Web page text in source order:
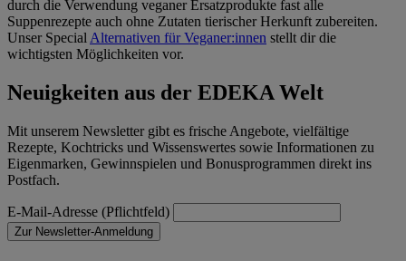
durch die Verwendung veganer Ersatzprodukte fast alle
Suppenrezepte auch ohne Zutaten tierischer Herkunft zubereiten.
Unser Special Alternativen für Veganer:innen stellt dir die
wichtigsten Möglichkeiten vor.
Neuigkeiten aus der EDEKA Welt
Mit unserem Newsletter gibt es frische Angebote, vielfältige
Rezepte, Kochtricks und Wissenswertes sowie Informationen zu
Eigenmarken, Gewinnspielen und Bonusprogrammen direkt ins
Postfach.
E-Mail-Adresse (Pflichtfeld)
Zur Newsletter-Anmeldung